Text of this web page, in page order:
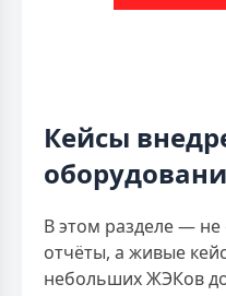
Кейсы
В этом разделе — не
отчёты, а живые
небольших ЖЭКов